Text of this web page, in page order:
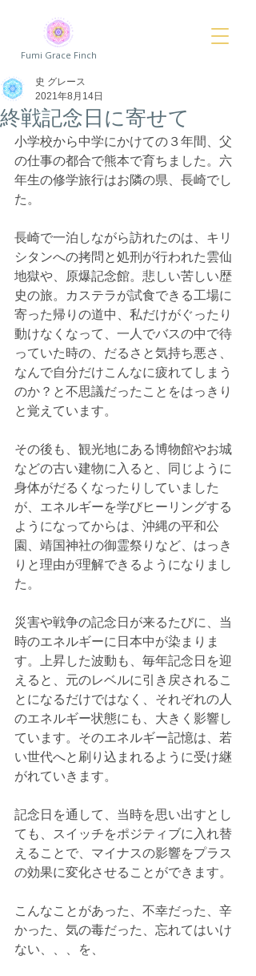
Fumi Grace Finch
終戦記念日に寄せて
史 グレース
2021年8月14日
小学校から中学にかけての３年間、父
の仕事の都合で熊本で育ちました。六
年生の修学旅行はお隣の県、長崎でし
た。
長崎で一泊しながら訪れたのは、キリ
シタンへの拷問と処刑が行われた雲仙
地獄や、原爆記念館。悲しい苦しい歴
史の旅。カステラが試食できる工場に
寄った帰りの道中、私だけがぐったり
動けなくなって、一人でバスの中で待
っていた時の、だるさと気持ち悪さ、
なんで自分だけこんなに疲れてしまう
のか？と不思議だったことをはっきり
と覚えています。
その後も、観光地にある博物館やお城
などの古い建物に入ると、同じように
身体がだるくなったりしていました
が、エネルギーを学びヒーリングする
ようになってからは、沖縄の平和公
園、靖国神社の御霊祭りなど、はっき
りと理由が理解できるようになりまし
た。
災害や戦争の記念日が来るたびに、当
時のエネルギーに日本中が染まりま
す。上昇した波動も、毎年記念日を迎
えると、元のレベルに引き戻されるこ
とになるだけではなく、それぞれの人
のエネルギー状態にも、大きく影響し
ています。そのエネルギー記憶は、若
い世代へと刷り込まれるように受け継
がれていきます。
記念日を通して、当時を思い出すとし
ても、スイッチをポジティブに入れ替
えることで、マイナスの影響をプラス
の効果に変化させることができます。
こんなことがあった、不幸だった、辛
かった、気の毒だった、忘れてはいけ
ない、、、を、